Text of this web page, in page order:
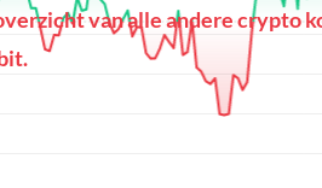
van alle andere crypto